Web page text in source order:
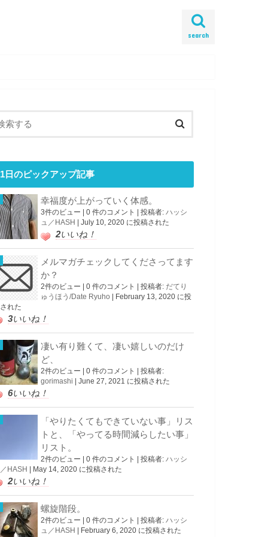
search
1日のピックアップ記事
幸福度が上がっていく体感。
3件のビュー 0 件のコメント 投稿者: ハッシ
ュ／HASH
July 10, 2020 に投稿された
2いいね！
メルマガチェックしてくださってます
か？
2件のビュー 0 件のコメント 投稿者: だてり
ゅうほう/Date Ryuho
February 13, 2020 に投
れた
3いいね！
凄い有り難くて、凄い嬉しいのだけ
ど、
2件のビュー 0 件のコメント
投稿者:
gorimashi
June 27, 2021 に投稿された
6いいね！
「やりたくてもできていない事」リス
トと、「やってる時間減らしたい事」
リスト。
2件のビュー | 0 件のコメント | 投稿者: ハッシ
HASH | May 14, 2020 に投稿された
2いいね！
螺旋階段。
2件のビュー | 0 件のコメント | 投稿者: ハッシ
ュ／HASH | February 6, 2020 に投稿された